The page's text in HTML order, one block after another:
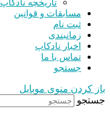
تاریخچه نادکاپ
مسابقات و قوانین
ثبت نام
زمانبندی
اخبار نادکاپ
تماس با ما
جستجو
باز کردن منوی موبایل
جستجو